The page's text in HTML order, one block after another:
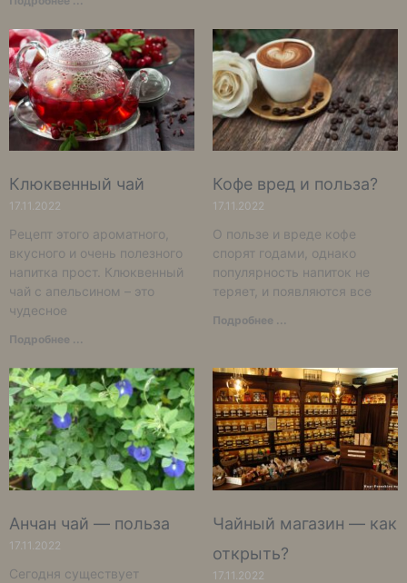
Клюквенный чай
17.11.2022
Рецепт этого ароматного,
вкусного и очень полезного
напитка прост. Клюквенный
чай с апельсином – это
чудесное
Подробнее ...
Кофе вред и польза?
17.11.2022
О пользе и вреде кофе
спорят годами, однако
популярность напиток не
теряет, и появляются все
Подробнее ...
Анчан чай — польза
17.11.2022
Сегодня существует
Чайный магазин — как
открыть?
17.11.2022